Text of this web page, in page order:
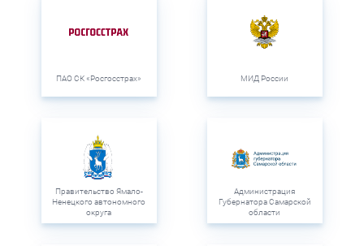
ПАО СК «Росгосстрах» МИД России
Правительство Ямало-
Ненецкого автономного
округа
Администрация
Губернатора Самарской
области